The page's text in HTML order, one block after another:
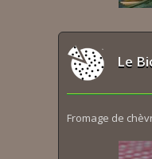
Le
Fromage de